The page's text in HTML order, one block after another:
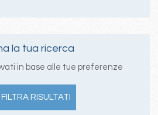
la tua ricerca
in base alle tue preferenze
FILTRA RISULTATI